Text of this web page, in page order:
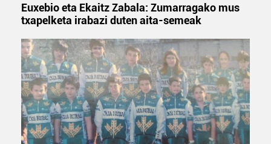
Euxebio eta Ekaitz Zabala: Zumarragako mus
txapelketa irabazi duten aita-semeak